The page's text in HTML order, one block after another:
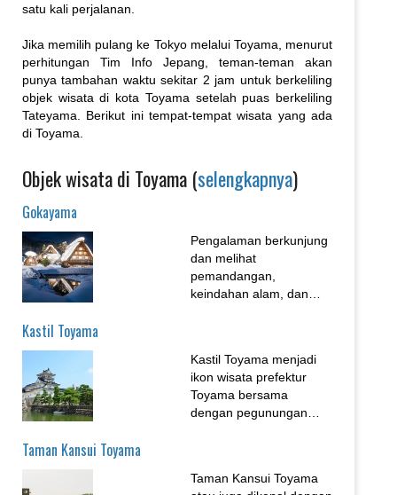
satu kali perjalanan.
Jika memilih pulang ke Tokyo melalui Toyama, menurut
perhitungan Tim Info Jepang, teman-teman akan
punya tambahan waktu sekitar 2 jam untuk berkeliling
objek wisata di kota Toyama setelah puas berkeliling
Tateyama. Berikut ini tempat-tempat wisata yang ada
di Toyama.
Objek wisata di Toyama (selengkapnya)
Gokayama
Pengalaman berkunjung
dan melihat
pemandangan,
keindahan alam, dan
Berikut liputan
perjalanan ke Gokayama
dan Shirakawago di
Jepang....
Kastil Toyama
Kastil Toyama menjadi
ikon wisata prefektur
Toyama bersama
dengan pegunungan
dan kini menjadi lokasi
Taman Kansui Toyama
Taman Kansui Toyama